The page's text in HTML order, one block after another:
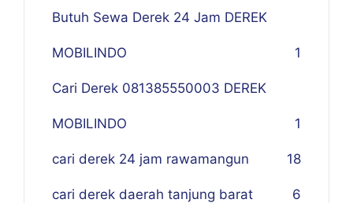
Butuh Sewa Derek 24 Jam DEREK
MOBILINDO 1
Cari Derek 081385550003 DEREK
MOBILINDO 1
cari derek 24 jam rawamangun 18
cari derek daerah tanjung barat 6